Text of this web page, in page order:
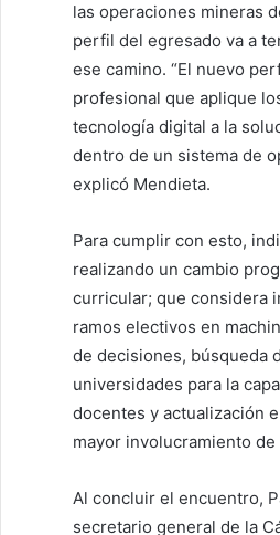
las operaciones mineras
perfil del egresado va a
ese camino. “El nuevo
profesional que aplique
tecnología digital a la
dentro de un sistema de
explicó Mendieta.
Para cumplir con esto,
realizando un cambio
curricular; que considera
ramos electivos en
de decisiones, búsqueda
universidades para la
docentes y actualización
mayor involucramiento
Al concluir el encuentro,
secretario general de la